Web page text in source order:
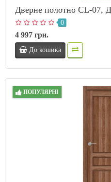
Дверне полотно CL-07,
0
4 997 грн.
До кошика
ПОПУЛЯРНІ